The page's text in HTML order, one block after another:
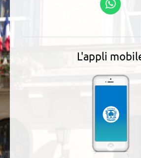
L'appli